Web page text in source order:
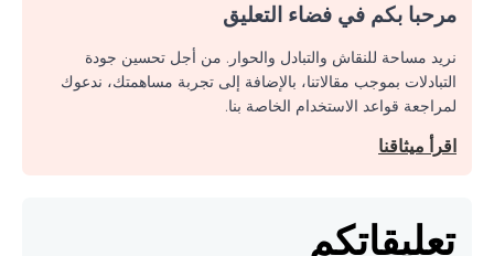
مرحبا بكم في فضاء التعليق
نريد مساحة للنقاش والتبادل والحوار. من أجل تحسين جودة
التبادلات بموجب مقالاتنا، بالإضافة إلى تجربة مساهمتك، ندعوك
لمراجعة قواعد الاستخدام الخاصة بنا.
اقرأ ميثاقنا
تعليقاتكم